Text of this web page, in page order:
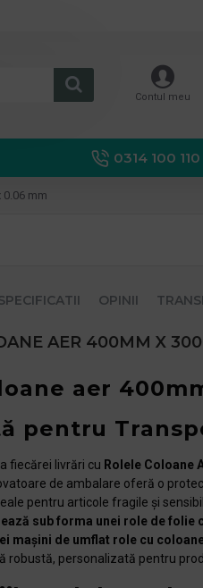
Contul meu
0314 100 110
0.06 mm
OPINII
AER 400MM X
aer
pentru
fiecărei livrări cu Rolele Coloane
de ambalare oferă o
pentru articole fragile și
sub forma unei role de folie
mașini de umflat role cu
robustă, personalizată pentru